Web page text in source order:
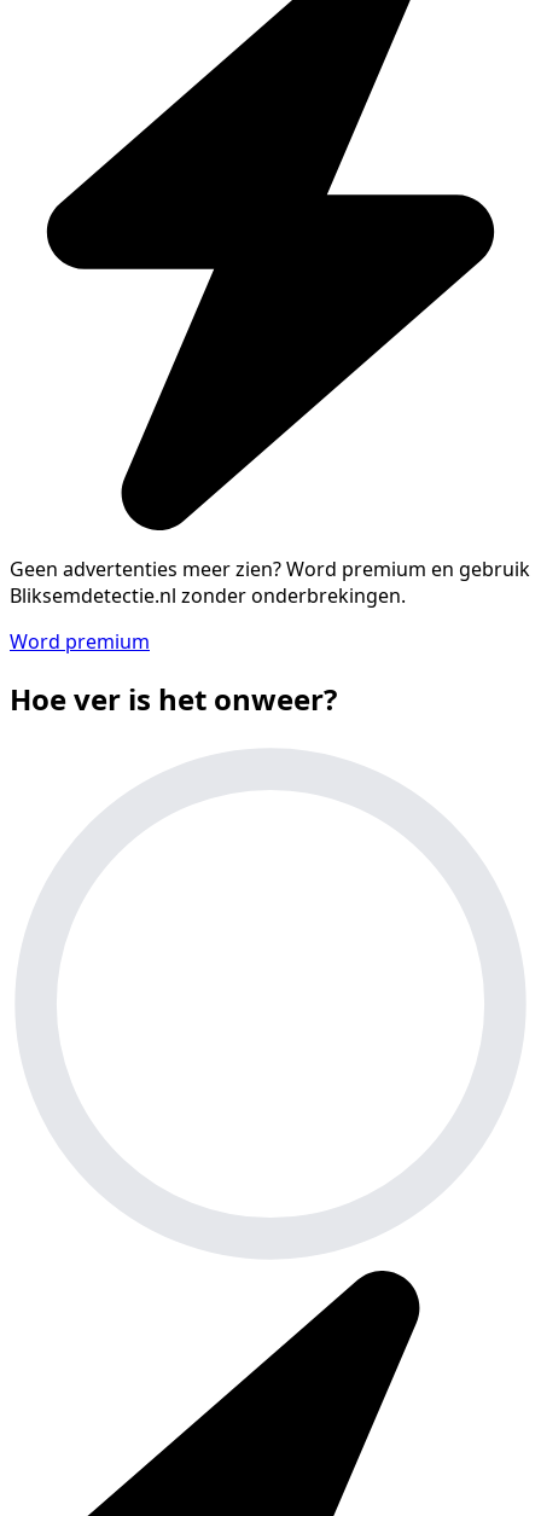
Geen advertenties meer zien?Word premium en gebruik
Bliksemdetectie.nl zonder onderbrekingen.
Word premium
Hoe ver is het onweer?